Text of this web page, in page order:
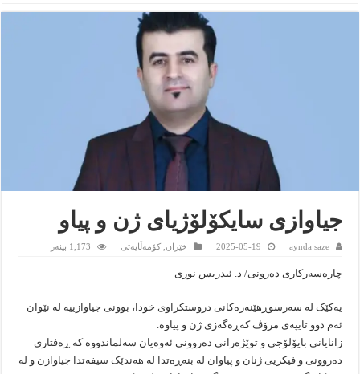
جیاوازی سایکۆلۆژیای ژن و پیاو
aynda saze
2025-05-19 خێزان ,کۆمەڵایەتى 1,173 بینەر
چارەسەرکاری دەرونی/ د. ئیدریس نوری
یەکێک لە سەرسوڕهێنەرەکانی دروستکراوی خودا، بوونی جیاوازییە لە نێوان
ئەم دوو تایپەی مرۆڤ کەڕەگەزی ژن و پیاوە.
زانایانی بایۆلۆجی و توێژەرانی دەروونی ئەوەیان سەلماندووە کە ڕەفتاری
دەروونی و فیکریی ژنان و پیاوان لە بنەڕەتدا لە هەندێک سیفەتدا جیاوازن و لە